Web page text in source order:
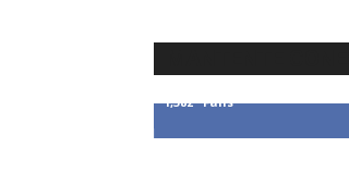
1,382 Fans